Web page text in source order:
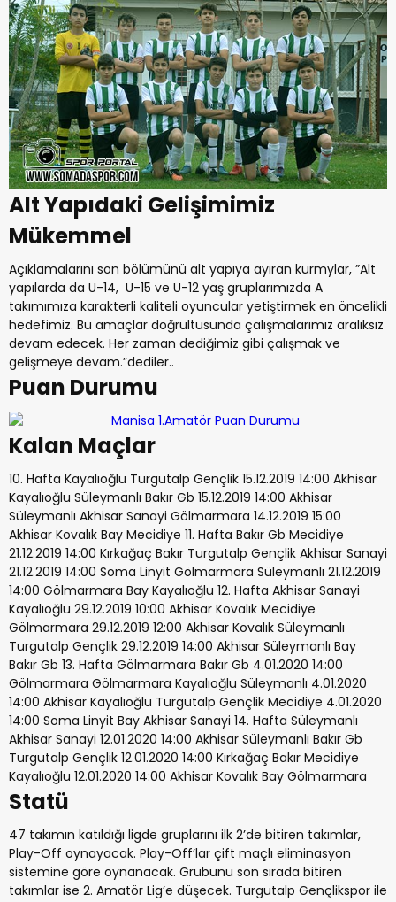
Alt Yapıdaki Gelişimimiz
Mükemmel
Açıklamalarını son bölümünü alt yapıya ayıran kurmylar, ”Alt
yapılarda da U-14, U-15 ve U-12 yaş gruplarımızda A
takımımıza karakterli kaliteli oyuncular yetiştirmek en öncelikli
hedefimiz. Bu amaçlar doğrultusunda çalışmalarımız aralıksız
devam edecek. Her zaman dediğimiz gibi çalışmak ve
gelişmeye devam.”dediler..
Puan Durumu
Kalan Maçlar
10. Hafta Kayalıoğlu Turgutalp Gençlik 15.12.2019 14:00 Akhisar
Kayalıoğlu Süleymanlı Bakır Gb 15.12.2019 14:00 Akhisar
Süleymanlı Akhisar Sanayi Gölmarmara 14.12.2019 15:00
Akhisar Kovalık Bay Mecidiye 11. Hafta Bakır Gb Mecidiye
21.12.2019 14:00 Kırkağaç Bakır Turgutalp Gençlik Akhisar Sanayi
21.12.2019 14:00 Soma Linyit Gölmarmara Süleymanlı 21.12.2019
14:00 Gölmarmara Bay Kayalıoğlu 12. Hafta Akhisar Sanayi
Kayalıoğlu 29.12.2019 10:00 Akhisar Kovalık Mecidiye
Gölmarmara 29.12.2019 12:00 Akhisar Kovalık Süleymanlı
Turgutalp Gençlik 29.12.2019 14:00 Akhisar Süleymanlı Bay
Bakır Gb 13. Hafta Gölmarmara Bakır Gb 4.01.2020 14:00
Gölmarmara Gölmarmara Kayalıoğlu Süleymanlı 4.01.2020
14:00 Akhisar Kayalıoğlu Turgutalp Gençlik Mecidiye 4.01.2020
14:00 Soma Linyit Bay Akhisar Sanayi 14. Hafta Süleymanlı
Akhisar Sanayi 12.01.2020 14:00 Akhisar Süleymanlı Bakır Gb
Turgutalp Gençlik 12.01.2020 14:00 Kırkağaç Bakır Mecidiye
Kayalıoğlu 12.01.2020 14:00 Akhisar Kovalık Bay Gölmarmara
Statü
47 takımın katıldığı ligde gruplarını ilk 2’de bitiren takımlar,
Play-Off oynayacak. Play-Off’lar çift maçlı eliminasyon
sistemine göre oynanacak. Grubunu son sırada bitiren
takımlar ise 2. Amatör Lig’e düşecek. Turgutalp Gençlikspor ile